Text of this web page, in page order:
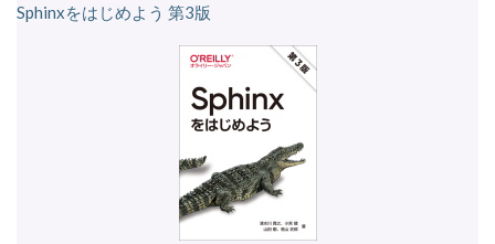
Sphinxをはじめよう 第3版